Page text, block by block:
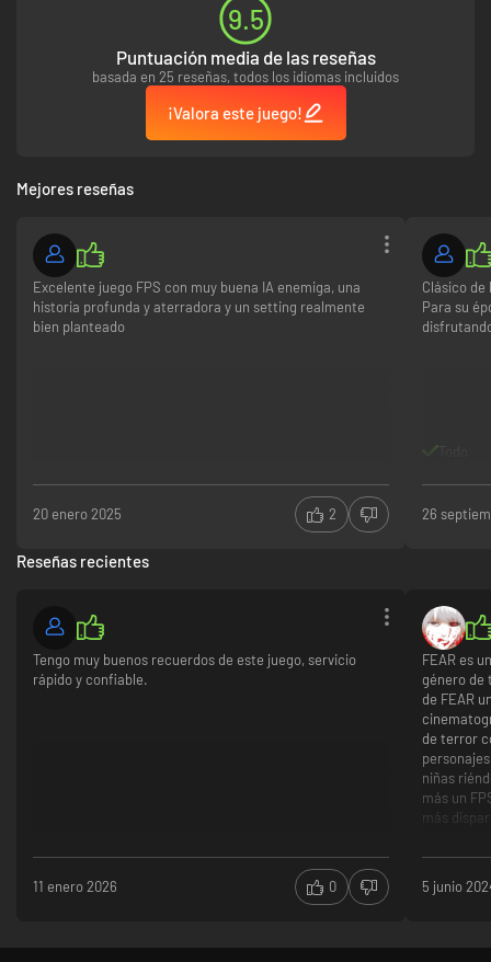
9.5
Puntuación media de las reseñas
basada en 25 reseñas, todos los idiomas incluidos
¡Valora este juego!
Mejores reseñas
Excelente juego FPS con muy buena IA enemiga, una
historia profunda y aterradora y un setting realmente
bien planteado
20 enero 2025 2
Clásico
Para su
26
Reseñas recientes
Tengo muy buenos recuerdos de este juego, servicio
rápido y confiable.
11 enero 2026 0
FEAR es
género de
de FEAR
de terror
niñas
más un
más
más
5 junio